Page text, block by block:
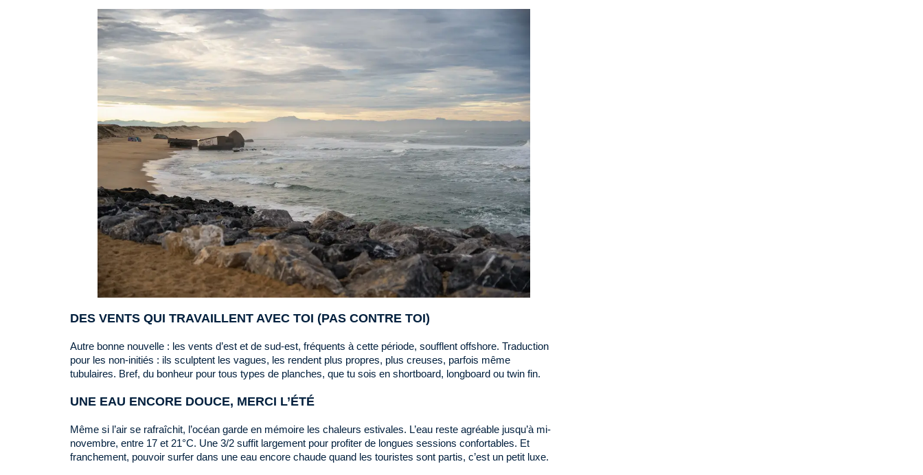
DES VENTS QUI TRAVAILLENT AVEC TOI (PAS CONTRE TOI)
Autre bonne nouvelle : les vents d’est et de sud-est, fréquents à cette période, soufflent offshore. Traduction
pour les non-initiés : ils sculptent les vagues, les rendent plus propres, plus creuses, parfois même
tubulaires. Bref, du bonheur pour tous types de planches, que tu sois en shortboard, longboard ou twin fin.
UNE EAU ENCORE DOUCE, MERCI L’ÉTÉ
Même si l’air se rafraîchit, l’océan garde en mémoire les chaleurs estivales. L’eau reste agréable jusqu’à mi-
novembre, entre 17 et 21°C. Une 3/2 suffit largement pour profiter de longues sessions confortables. Et
franchement, pouvoir surfer dans une eau encore chaude quand les touristes sont partis, c’est un petit luxe.